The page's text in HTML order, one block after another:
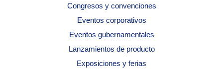
Congresos y convenciones
Eventos corporativos
Eventos gubernamentales
Lanzamientos de producto
Exposiciones y ferias